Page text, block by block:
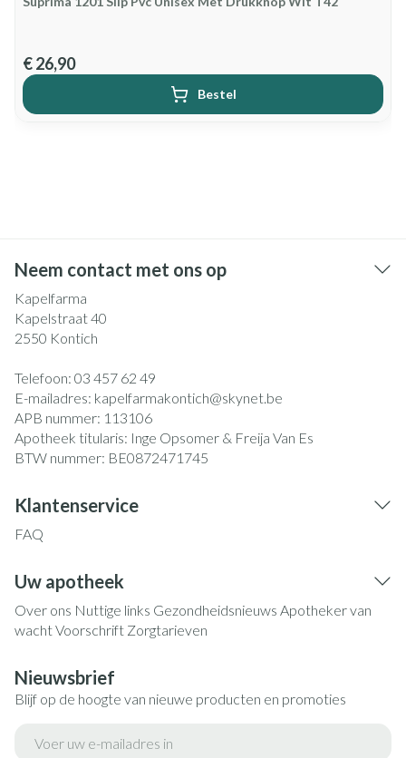
€ 26,90
Bestel
Neem contact met ons op
Kapelfarma
Kapelstraat 40
2550 Kontich
Telefoon: 03 457 62 49
E-mailadres: kapelfarmakontich@skynet.be
APB nummer: 113106
Apotheek titularis: Inge Opsomer & Freija Van Es
BTW nummer: BE0872471745
Klantenservice
FAQ
Uw apotheek
Over ons Nuttige links Gezondheidsnieuws Apotheker van
wachtVoorschrift Zorgtarieven
Nieuwsbrief
Blijf op de hoogte van nieuwe producten en promoties